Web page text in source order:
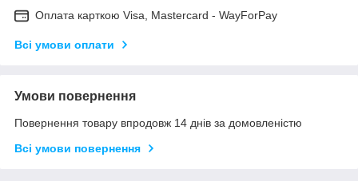
Оплата карткою Visa, Mastercard - WayForPay
Всі умови оплати
Умови повернення
Повернення товару впродовж 14 днів за домовленістю
Всі умови повернення